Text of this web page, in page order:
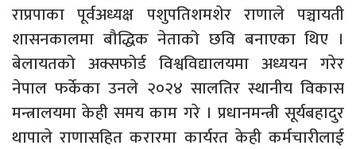
राप्रपाका पूर्वअध्यक्ष पशुपतिशमशेर राणाले पञ्चायती
शासनकालमा बौद्धिक नेताको छवि बनाएका थिए ।
बेलायतको अक्सफोर्ड विश्वविद्यालयमा अध्ययन गरेर
नेपाल फर्केका उनले २०२४ सालतिर स्थानीय विकास
मन्त्रालयमा केही समय काम गरे । प्रधानमन्त्री सूर्यबहादुर
थापाले राणासहित करारमा कार्यरत केही कर्मचारीलाई